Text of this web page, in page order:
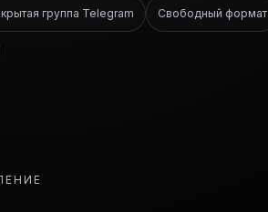
группа Telegram Свободный формат